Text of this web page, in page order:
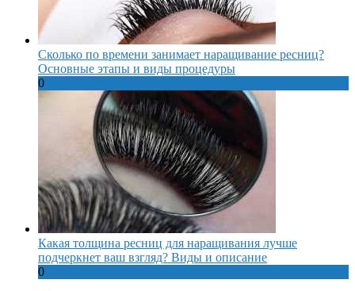
Сколько по времени занимает наращивание ресниц?
Основные этапы и виды процедуры
0
Какая толщина ресниц для наращивания лучше
подчеркнет ваш взгляд? Виды и описание
0